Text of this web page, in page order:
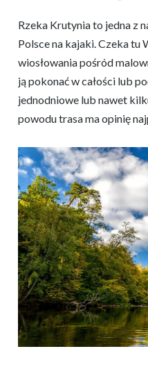
Rzeka Krutynia to jedna z
Polsce na kajaki. Czeka tu
wiosłowania pośród
ją pokonać w całości lub
jednodniowe lub nawet
powodu trasa ma opinię